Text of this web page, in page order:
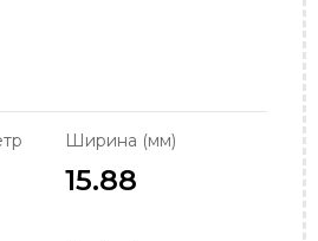
Ширина (мм)
15.88